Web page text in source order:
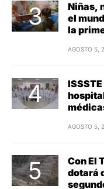
Niñas,
el
la
AGOSTO 5,
AGOSTO 5,
Con El
dotará